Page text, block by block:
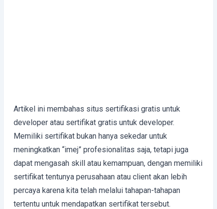
Artikel ini membahas situs sertifikasi gratis untuk
developer atau sertifikat gratis untuk developer.
Memiliki sertifikat bukan hanya sekedar untuk
meningkatkan “imej” profesionalitas saja, tetapi juga
dapat mengasah skill atau kemampuan, dengan memiliki
sertifikat tentunya perusahaan atau client akan lebih
percaya karena kita telah melalui tahapan-tahapan
tertentu untuk mendapatkan sertifikat tersebut.